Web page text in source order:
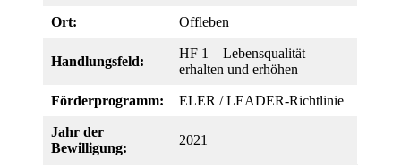
Ort: Offleben
Handlungsfeld:
HF 1 – Lebensqualität
erhalten und erhöhen
Förderprogramm: ELER / LEADER-Richtlinie
Jahr der
Bewilligung:
2021